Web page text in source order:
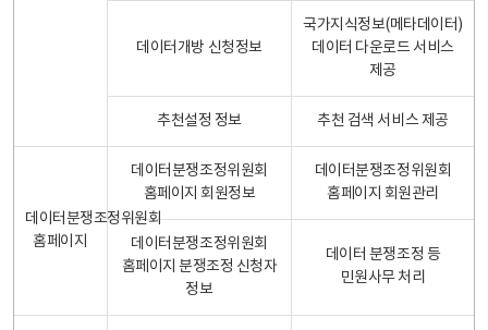
데이터개방 신청정보
국가지식정보(메타데이터)
데이터 다운로드 서비스
제공
추천설정 정보 추천 검색 서비스 제공
데이터분쟁조정위원회
홈페이지
데이터분쟁조정위원회
홈페이지 회원정보
데이터분쟁조정위원회
홈페이지 회원관리
데이터분쟁조정위원회
홈페이지 분쟁조정 신청자
정보
데이터 분쟁조정 등
민원사무 처리